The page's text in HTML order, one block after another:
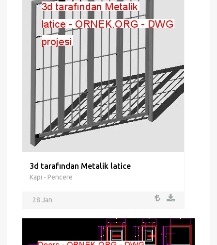
3d tarafından Metalik latice
Kapı - Pencere
28 Jan